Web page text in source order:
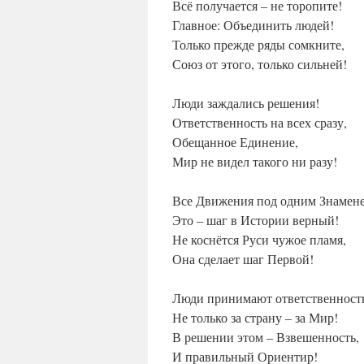
Всё получается – не торопите!
Главное: Объединить людей!
Только прежде ряды сомкните,
Союз от этого, только сильней!
Люди заждались решения!
Ответственность на всех сразу,
Обещанное Единение,
Мир не видел такого ни разу!
Все Движения под одним
Это – шаг в Истории верный!
Не коснётся Руси чужое пламя,
Она сделает шаг Первой!
Люди принимают
Не только за страну – за Мир!
В решении этом – Взвешенность,
И правильный Ориентир!